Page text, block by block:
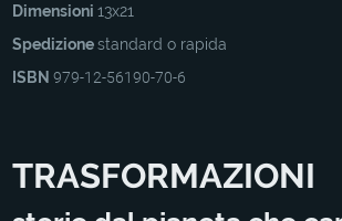
Dimensioni13x21
Spedizionestandard o rapida
ISBN979-12-56190-70-6
TRASFORMAZIONI